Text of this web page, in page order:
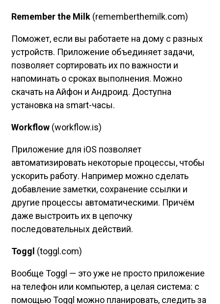
Remember the Milk (rememberthemilk.com)
Поможет, если вы работаете на дому с разных
устройств. Приложение объединяет задачи,
позволяет сортировать их по важности и
напоминать о сроках выполнения. Можно
скачать на Айфон и Андроид. Доступна
установка на smart-часы.
Workflow (workflow.is)
Приложение для iOS позволяет
автоматизировать некоторые процессы, чтобы
ускорить работу. Например можно сделать
добавление заметки, сохранение ссылки и
другие процессы автоматическими. Причём
даже выстроить их в цепочку
последовательных действий.
Toggl (toggl.com)
Вообще Toggl — это уже не просто приложение
на телефон или компьютер, а целая система: с
помощью Toggl можно планировать, следить за